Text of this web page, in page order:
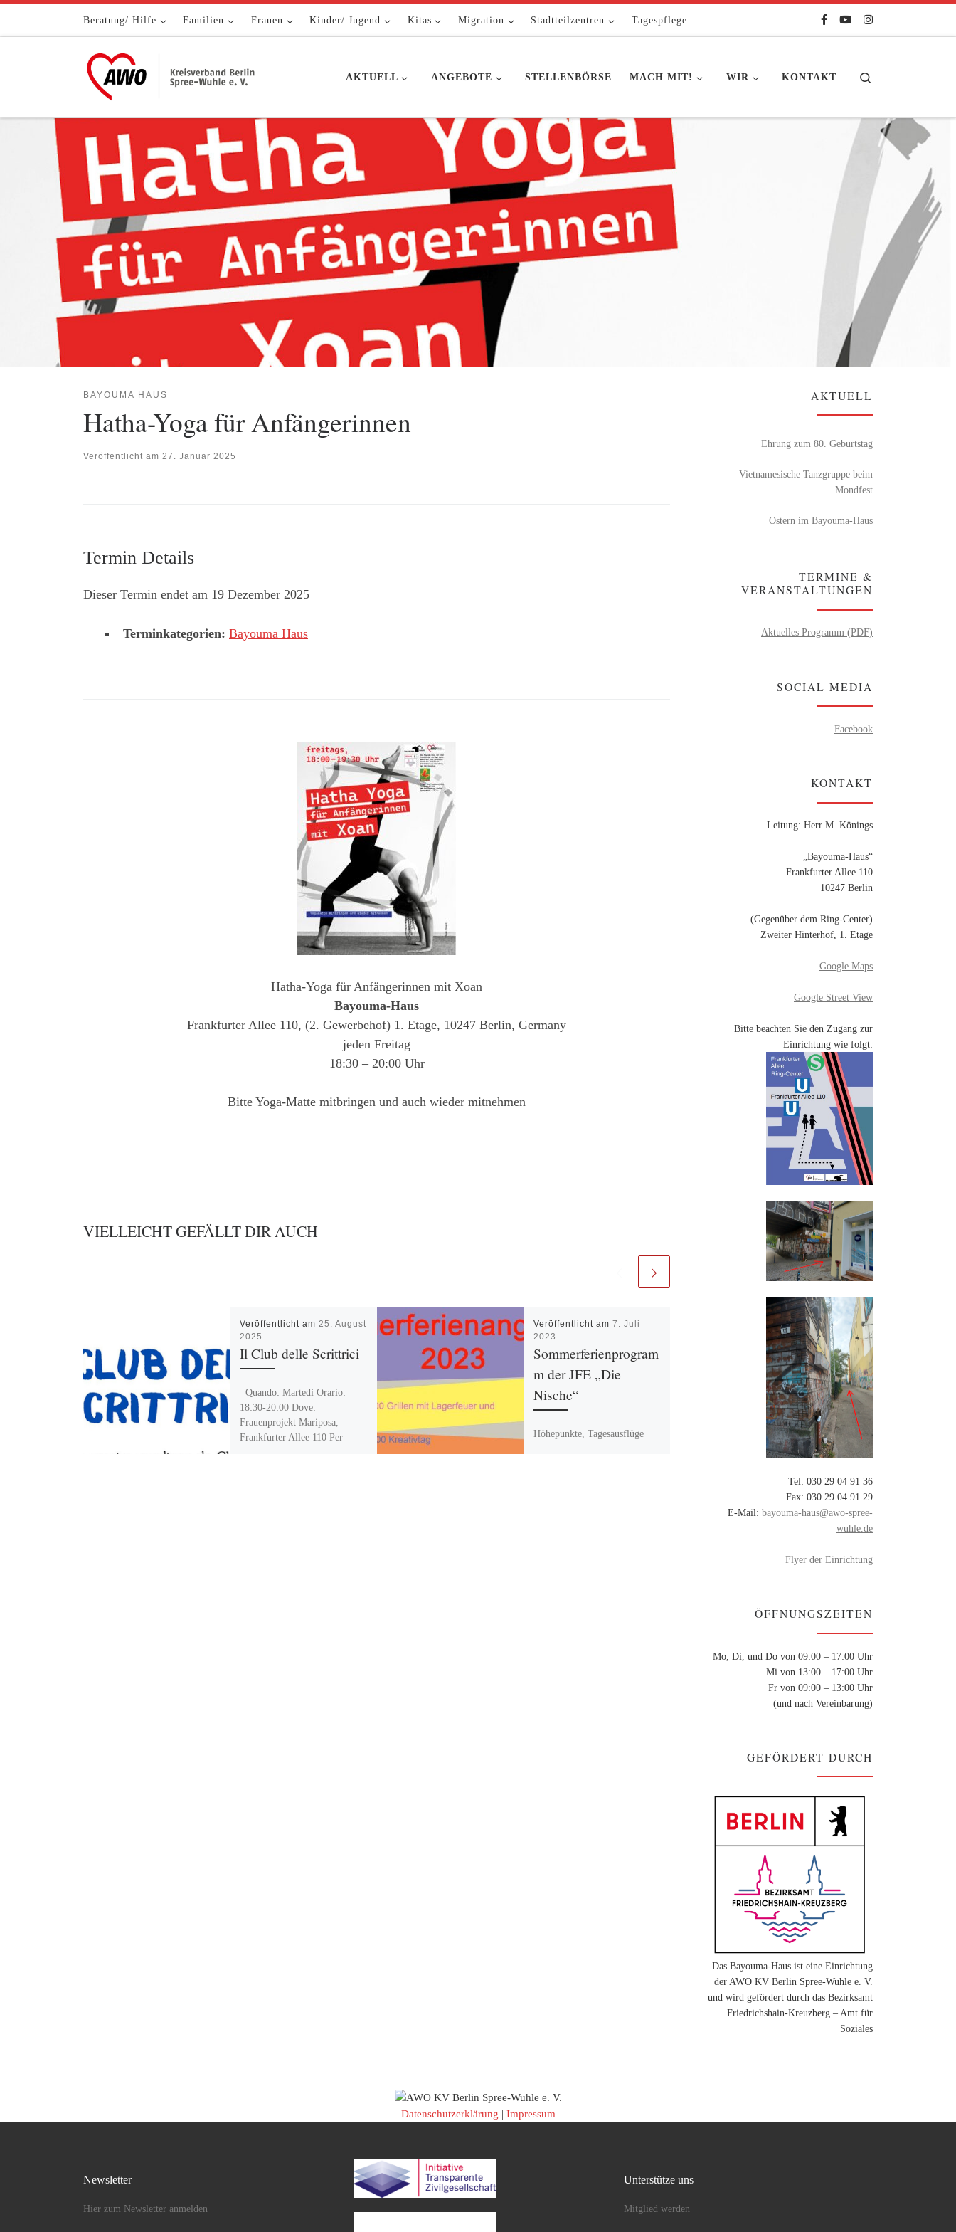
Zum Inhalt springenBeratung/ Hilfe Familien Frauen Kinder/ Jugend Kitas Migration Stadtteilzentren Tagespflege
AKTUELL ANGEBOTE STELLENBÖRSE MACH MIT! WIR KONTAKT
BAYOUMA HAUS
Hatha-Yoga für Anfängerinnen
Veröffentlicht am 27. Januar 2025
Termin Details
Dieser Termin endet am 19 Dezember 2025
Terminkategorien: Bayouma Haus
Hatha-Yoga für Anfängerinnen mit Xoan
Bayouma-Haus
Frankfurter Allee 110, (2. Gewerbehof) 1. Etage, 10247 Berlin, Germany
jeden Freitag
18:30 – 20:00 Uhr
Bitte Yoga-Matte mitbringen und auch wieder mitnehmen
VIELLEICHT GEFÄLLT DIR AUCH
Veröffentlicht am25. August
2025
Il Club delle Scrittrici
Quando: Martedì Orario:
18:30-20:00 Dove:
Frauenprojekt Mariposa,
Frankfurter Allee 110 Per
Veröffentlicht am 7. Juli
2023
Sommerferienprogram
m der JFE „Die
Nische“
Höhepunkte, Tagesausflüge
Veröffentlicht am
Januar 2025
Sicher und aktiv sein
im Alter
Bewegungsprogramm zur
Vermeidung von Stürzen für
pflegende Angehörige und
andere ältere Menschen ein
PflegeEngagement (KPE) im
AWO Stadtteiltreff […]
AKTUELL
Ehrung zum 80. Geburtstag
Vietnamesische Tanzgruppe beim
Mondfest
Ostern im Bayouma-Haus
TERMINE &
VERANSTALTUNGEN
Aktuelles Programm (PDF)
SOCIAL MEDIA
Facebook
KONTAKT
Leitung: Herr M. Könings
„Bayouma-Haus“
Frankfurter Allee 110
10247 Berlin
(Gegenüber dem Ring-Center)
Zweiter Hinterhof, 1. Etage
Google Maps
Google Street View
Bitte beachten Sie den Zugang zur
Einrichtung wie folgt:
Tel: 030 29 04 91 36
Fax: 030 29 04 91 29
E-Mail: bayouma-haus@awo-spree-
wuhle.de
Flyer der Einrichtung
ÖFFNUNGSZEITEN
Mo, Di, und Do von 09:00 – 17:00 Uhr
Mi von 13:00 – 17:00 Uhr
Fr von 09:00 – 13:00 Uhr
(und nach Vereinbarung)
GEFÖRDERT DURCH
Das Bayouma-Haus ist eine Einrichtung
der AWO KV Berlin Spree-Wuhle e. V.
und wird gefördert durch das Bezirksamt
Friedrichshain-Kreuzberg – Amt für
Soziales
Datenschutzerklärung | Impressum
Newsletter
Hier zum Newsletter anmelden
Unterstütze uns
Mitglied werden